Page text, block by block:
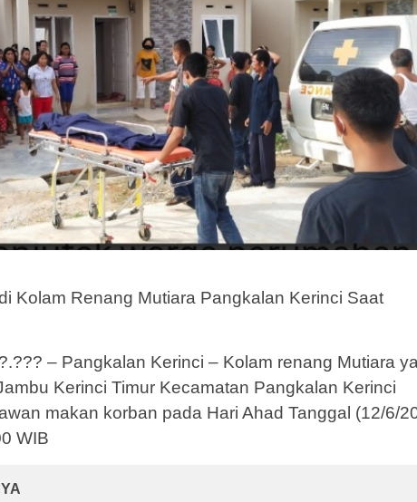
Kolam Renang Mutiara Pangkalan Kerinci Saat
– Pangkalan Kerinci – Kolam renang Mutiara
Kerinci Timur Kecamatan Pangkalan Kerinci
makan korban pada Hari Ahad Tanggal (12/6/
WIB